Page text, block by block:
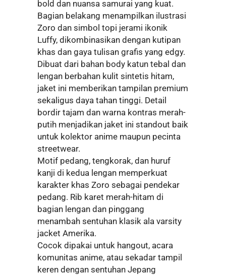
bold dan nuansa samurai yang kuat.
Bagian belakang menampilkan ilustrasi
Zoro dan simbol topi jerami ikonik
Luffy, dikombinasikan dengan kutipan
khas dan gaya tulisan grafis yang edgy.
Dibuat dari bahan body katun tebal dan
lengan berbahan kulit sintetis hitam,
jaket ini memberikan tampilan premium
sekaligus daya tahan tinggi. Detail
bordir tajam dan warna kontras merah-
putih menjadikan jaket ini standout baik
untuk kolektor anime maupun pecinta
streetwear.
Motif pedang, tengkorak, dan huruf
kanji di kedua lengan memperkuat
karakter khas Zoro sebagai pendekar
pedang. Rib karet merah-hitam di
bagian lengan dan pinggang
menambah sentuhan klasik ala varsity
jacket Amerika.
Cocok dipakai untuk hangout, acara
komunitas anime, atau sekadar tampil
keren dengan sentuhan Jepang